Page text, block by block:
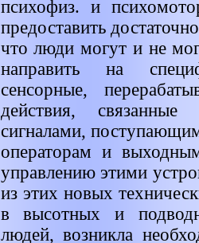
психофиз. и
предоставить
что люди могут и не
направить на
сенсорные,
действия,
сигналами,
операторам и
управлению этими
из этих новых
в высотных и
людей, возникла